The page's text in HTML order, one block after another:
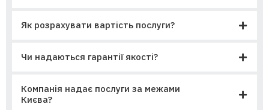
Як розрахувати вартість послуги?
Чи надаються гарантії якості?
Компанія надає послуги за межами
Києва?